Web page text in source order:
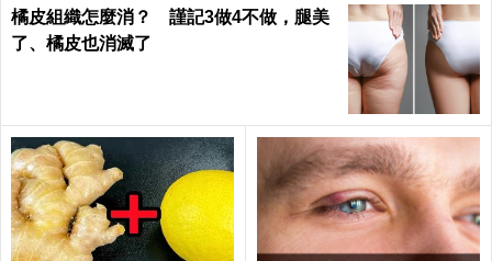
橘皮組織怎麼消？ 謹記3做4不做，腿美
了、橘皮也消滅了